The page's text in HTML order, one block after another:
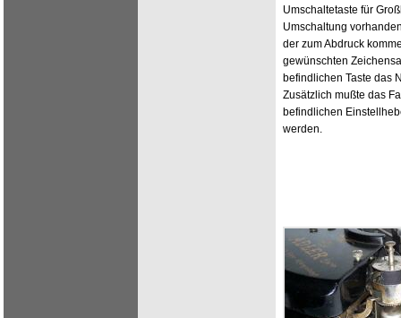
Umschaltetaste für
Umschaltung
der zum Abdruck
gewünschten
befindlichen Taste das
Zusätzlich mußte das
befindlichen
werden.